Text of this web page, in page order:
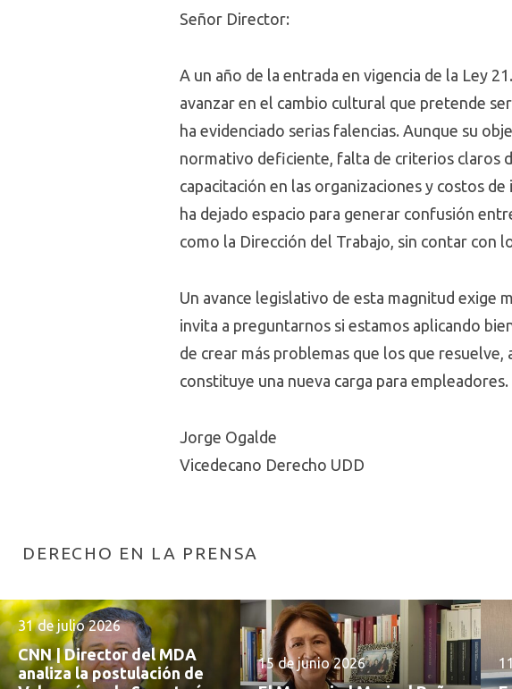
Señor Director:
A un año de la entrada en vigencia de la Ley
avanzar en el cambio cultural que pretende
ha evidenciado serias falencias. Aunque su
normativo deficiente, falta de criterios claros
capacitación en las organizaciones y costos
ha dejado espacio para generar confusión
como la Dirección del Trabajo, sin contar con
Un avance legislativo de esta magnitud exige
invita a preguntarnos si estamos aplicando
de crear más problemas que los que
constituye una nueva carga para empleadores.
Jorge Ogalde
Vicedecano Derecho UDD
DERECHO EN LA PRENSA
31 de julio 2026
CNN | Director del MDA
analiza la postulación de
15 de junio 2026